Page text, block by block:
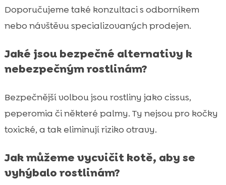
Doporučujeme také konzultaci s odborníkem
nebo návštěvu specializovaných prodejen.
Jaké jsou bezpečné alternativy k
nebezpečným rostlinám?
Bezpečnější volbou jsou rostliny jako cissus,
peperomia či některé palmy. Ty nejsou pro kočky
toxické, a tak eliminují riziko otravy.
Jak můžeme vycvičit kotě, aby se
vyhýbalo rostlinám?